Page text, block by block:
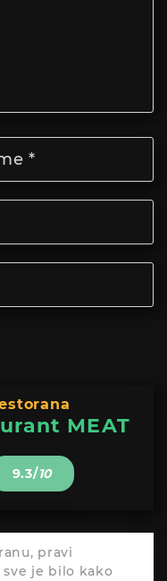
MEAT
9.3/10
pravi
sve je bilo kako